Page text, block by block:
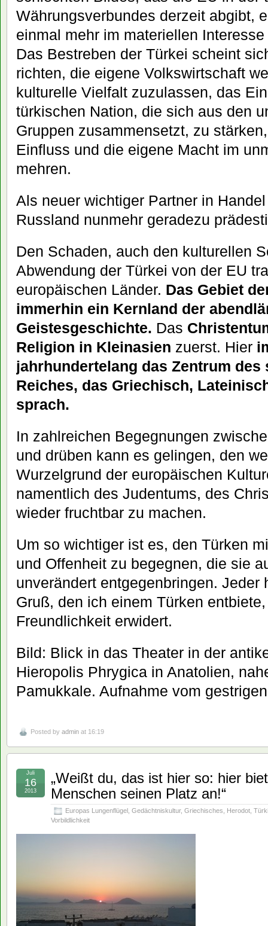
Währungsverbundes derzeit abgibt,
einmal mehr im materiellen
Das Bestreben der Türkei scheint
richten, die eigene Volkswirtschaft
kulturelle Vielfalt zuzulassen, das
türkischen Nation, die sich aus den
Gruppen zusammensetzt, zu
Einfluss und die eigene Macht im
mehren.
Als neuer wichtiger Partner in
Russland nunmehr geradezu
Den Schaden, auch den kulturellen
Abwendung der Türkei von der EU
europäischen Länder. Das Gebiet
immerhin ein Kernland der
Geistesgeschichte. Das
Religion in Kleinasien zuerst. Hier
jahrhundertelang das Zentrum des
Reiches, das Griechisch,
sprach.
In zahlreichen Begegnungen
und drüben kann es gelingen, den
Wurzelgrund der europäischen
namentlich des Judentums, des
wieder fruchtbar zu machen.
Um so wichtiger ist es, den Türken
und Offenheit zu begegnen, die sie
unverändert entgegenbringen. Jeder
Gruß, den ich einem Türken
Freundlichkeit erwidert.
Bild: Blick in das Theater in der
Hieropolis Phrygica in Anatolien,
Pamukkale. Aufnahme vom
Posted by admin at 16:19
„Weißt du, das ist hier so: hier
Menschen seinen Platz an!“
Europas Lungenflügel , Gedächtniskultur, Griechisches, Herodot,
Vorbildlichkeit
Juli
16
2013